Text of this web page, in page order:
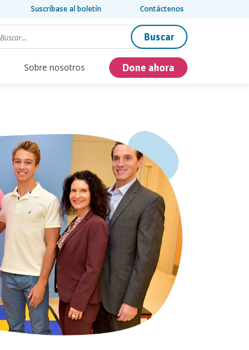
Suscríbase al boletín Contáctenos
Buscar
Sobre nosotros Done ahora